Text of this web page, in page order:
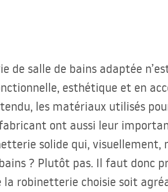
de salle de bains adaptée
esthétique et en
les matériaux utilisés
ont aussi leur
solide qui, visuellement,
? Plutôt pas. Il faut donc
la robinetterie choisie soit